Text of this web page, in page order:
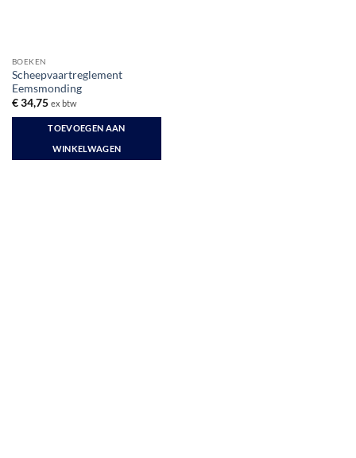
BOEKEN
Scheepvaartreglement
Eemsmonding
€34,75 ex btw
TOEVOEGEN AAN
WINKELWAGEN